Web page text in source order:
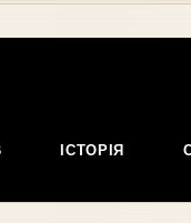
ІСТОРІЯ